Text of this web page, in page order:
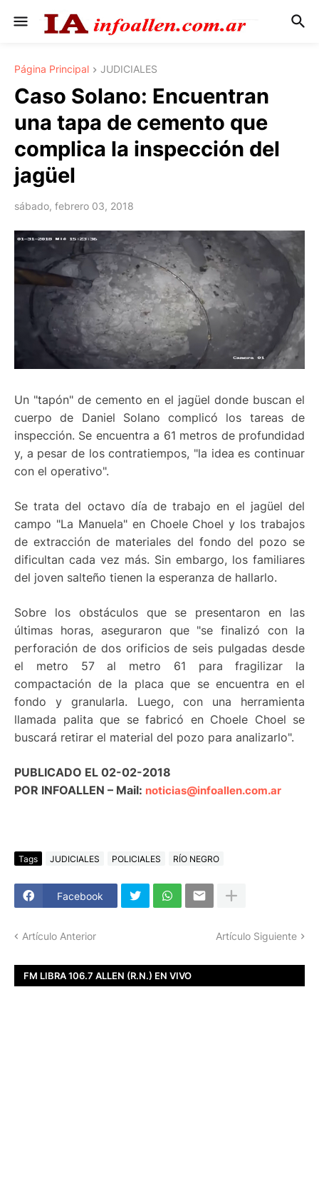
Página Principal JUDICIALES
Caso Solano: Encuentran
una tapa de cemento que
complica la inspección del
jagüel
sábado, febrero 03, 2018
Un "tapón" de cemento en el jagüel donde buscan el
cuerpo de Daniel Solano complicó los tareas de
inspección. Se encuentra a 61 metros de profundidad
y, a pesar de los contratiempos, "la idea es continuar
con el operativo".
Se trata del octavo día de trabajo en el jagüel del
campo "La Manuela" en Choele Choel y los trabajos
de extracción de materiales del fondo del pozo se
dificultan cada vez más. Sin embargo, los familiares
del joven salteño tienen la esperanza de hallarlo.
Sobre los obstáculos que se presentaron en las
últimas horas, aseguraron que "se finalizó con la
perforación de dos orificios de seis pulgadas desde
el metro 57 al metro 61 para fragilizar la
compactación de la placa que se encuentra en el
fondo y granularla. Luego, con una herramienta
llamada palita que se fabricó en Choele Choel se
buscará retirar el material del pozo para analizarlo".
PUBLICADO EL 02-02-2018
POR INFOALLEN – Mail: noticias@infoallen.com.ar
Tags JUDICIALES POLICIALES RÍO NEGRO
Facebook
Artículo Anterior Artículo Siguiente
FM LIBRA 106.7 ALLEN (R.N.) EN VIVO